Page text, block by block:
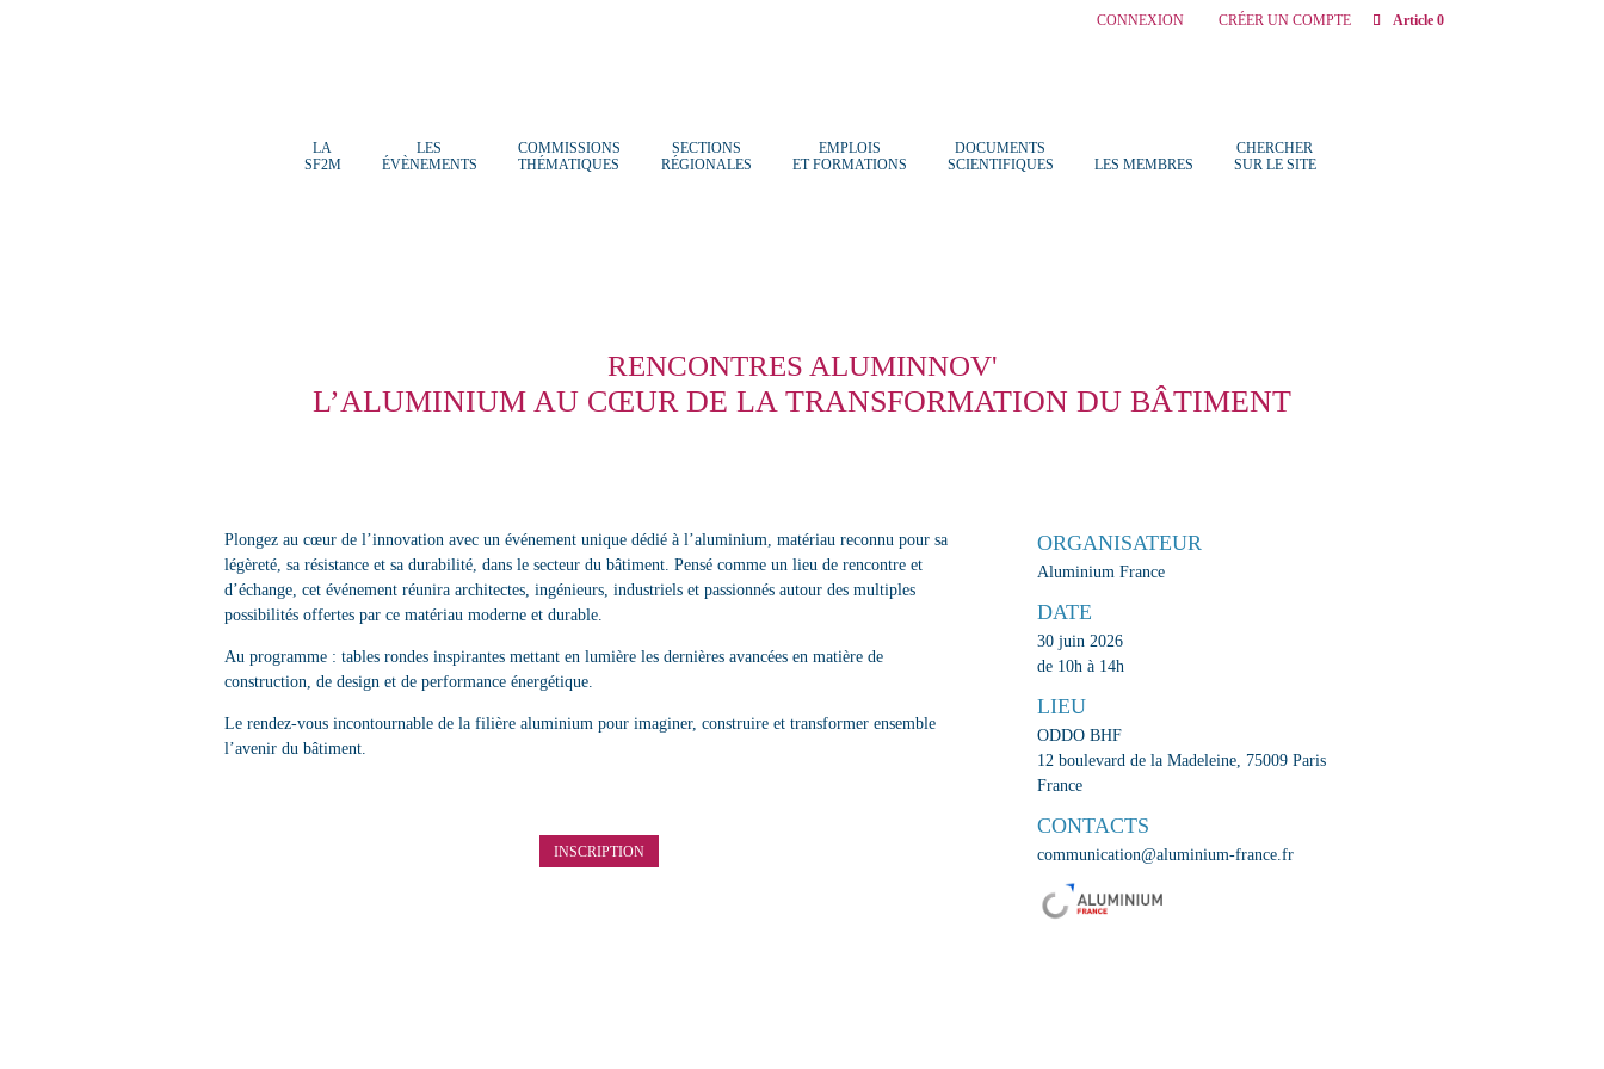
CONNEXION CRÉER UN COMPTE Article 0
LA
SF2M
LES
ÉVÈNEMENTS
COMMISSIONS
THÉMATIQUES
SECTIONS
RÉGIONALES
EMPLOIS
ET FORMATIONS
DOCUMENTS
SCIENTIFIQUES
LES MEMBRES
CHERCHER
SUR LE SITE
RENCONTRES ALUMINNOV'
L’ALUMINIUM AU CŒUR DE LA TRANSFORMATION DU BÂTIMENT
Plongez au cœur de l’innovation avec un événement unique dédié à l’aluminium, matériau reconnu pour sa
légèreté, sa résistance et sa durabilité, dans le secteur du bâtiment. Pensé comme un lieu de rencontre et
d’échange, cet événement réunira architectes, ingénieurs, industriels et passionnés autour des multiples
possibilités offertes par ce matériau moderne et durable.
Au programme : tables rondes inspirantes mettant en lumière les dernières avancées en matière de
construction, de design et de performance énergétique.
Le rendez-vous incontournable de la filière aluminium pour imaginer, construire et transformer ensemble
l’avenir du bâtiment.
INSCRIPTION
ORGANISATEUR
Aluminium France
DATE
30 juin 2026
de 10h à 14h
LIEU
ODDO BHF
12 boulevard de la Madeleine, 75009 Paris
France
CONTACTS
communication@aluminium-france.fr